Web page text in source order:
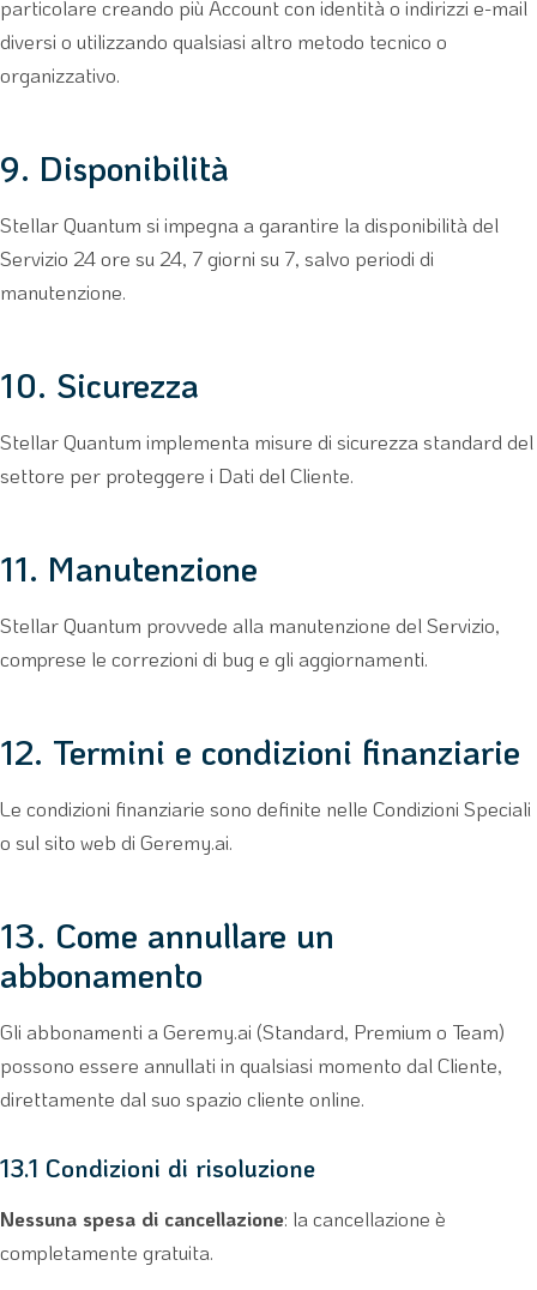
particolare creando più Account con identità o indirizzi e-mail
diversi o utilizzando qualsiasi altro metodo tecnico o
organizzativo.
9. Disponibilità
Stellar Quantum si impegna a garantire la disponibilità del
Servizio 24 ore su 24, 7 giorni su 7, salvo periodi di
manutenzione.
10. Sicurezza
Stellar Quantum implementa misure di sicurezza standard del
settore per proteggere i Dati del Cliente.
11. Manutenzione
Stellar Quantum provvede alla manutenzione del Servizio,
comprese le correzioni di bug e gli aggiornamenti.
12. Termini e condizioni finanziarie
Le condizioni finanziarie sono definite nelle Condizioni Speciali
o sul sito web di Geremy.ai.
13. Come annullare un
abbonamento
Gli abbonamenti a Geremy.ai (Standard, Premium o Team)
possono essere annullati in qualsiasi momento dal Cliente,
direttamente dal suo spazio cliente online.
13.1 Condizioni di risoluzione
Nessuna spesa di cancellazione: la cancellazione è
completamente gratuita.